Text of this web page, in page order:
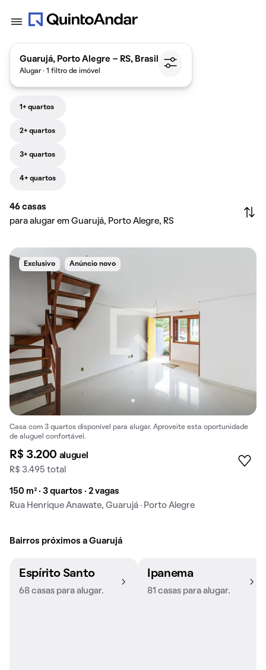
Guarujá, Porto Alegre - RS, Brasil
Alugar · 1 filtro de imóvel
1+ quartos
2+ quartos
3+ quartos
4+ quartos
46 casas
para alugar em Guarujá, Porto Alegre, RS
Exclusivo Anúncio novo
Casa com 3 quartos disponível para alugar. Aproveite esta oportunidade
de aluguel confortável.
R$ 3.200 aluguel
R$ 3.495 total
150 m² · 3 quartos · 2 vagas
Rua Henrique Anawate, Guarujá · Porto Alegre
Bairros próximos a Guarujá
Espírito Santo
68 casas para alugar.
Ipanema
81 casas para alugar.